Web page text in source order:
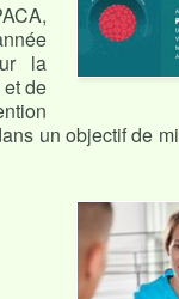
la
de
un objectif de